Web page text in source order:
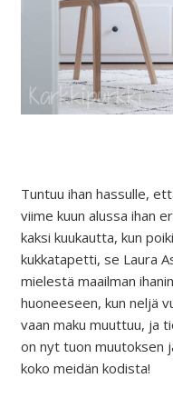
Tuntuu ihan hassulle,
viime kuun alussa ihan
kaksi kuukautta, kun
kukkatapetti, se Laura
mielestä maailman
huoneeseen, kun neljä
vaan maku muuttuu, ja
on nyt tuon muutoksen
koko meidän kodista!